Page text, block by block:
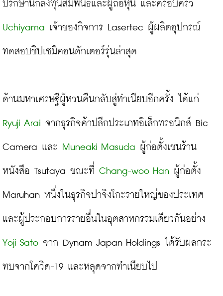
Uchiyama เจ้าของกิจการ Lasertec ผู้ผลิตอุปกรณ์
ทดสอบชิปเซมิคอนดักเตอร์รุ่นล่าสุด
Ryuji Arai จากธุรกิจค้าปลีกประเภทอิเล็กทรอนิกส์ Bic
Camera และ Muneaki Masuda ผู้ก่อตั้งเชนร้าน
หนังสือ Tsutaya ขณะที่ Chang-woo Han ผู้ก่อตั้ง
Maruhan หนึ่งในธุรกิจปาจิงโกะรายใหญ่ของประเทศ
Yoji Sato จาก Dynam Japan Holdings ได้รับผลกระ
ทบจากโควิด-19 และหลุดจากทำเนียบไป